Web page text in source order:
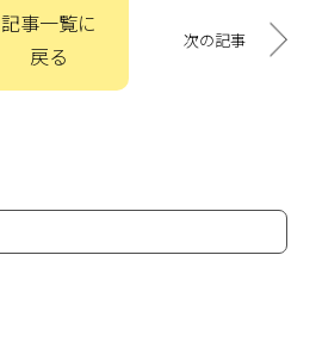
記事一覧に
戻る
次の記事